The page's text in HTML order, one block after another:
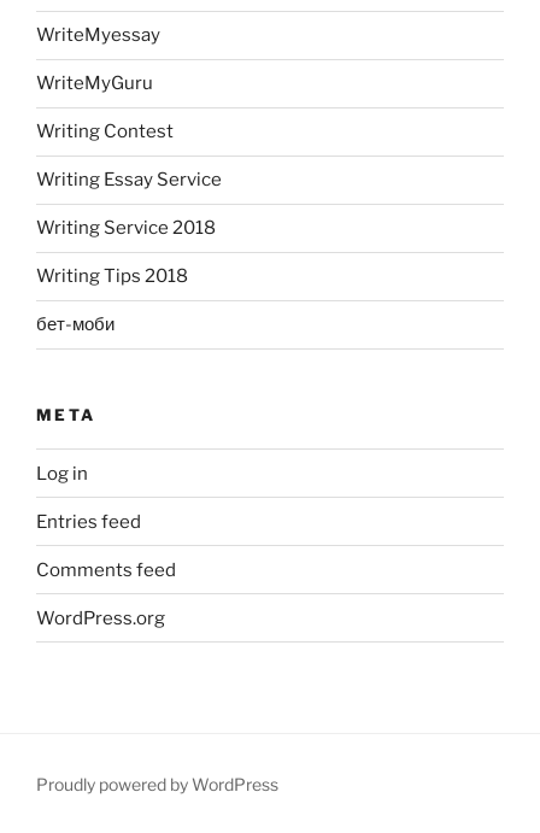
WriteMyessay
WriteMyGuru
Writing Contest
Writing Essay Service
Writing Service 2018
Writing Tips 2018
бет-моби
META
Log in
Entries feed
Comments feed
WordPress.org
Proudly powered by WordPress